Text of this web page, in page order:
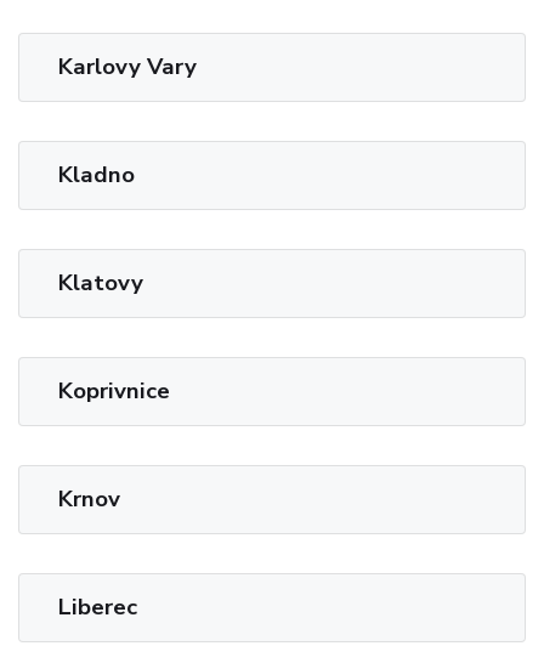
Karlovy Vary
Kladno
Klatovy
Koprivnice
Krnov
Liberec